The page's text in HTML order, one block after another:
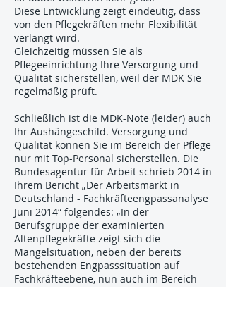
Diese Entwicklung zeigt eindeutig, dass
von den Pflegekräften mehr Flexibilität
verlangt wird.
Gleichzeitig müssen Sie als
Pflegeeinrichtung Ihre Versorgung und
Qualität sicherstellen, weil der MDK Sie
regelmäßig prüft.
Schließlich ist die MDK-Note (leider) auch
Ihr Aushängeschild. Versorgung und
Qualität können Sie im Bereich der Pflege
nur mit Top-Personal sicherstellen. Die
Bundesagentur für Arbeit schrieb 2014 in
Ihrem Bericht „Der Arbeitsmarkt in
Deutschland - Fachkräfteengpassanalyse
Juni 2014“ folgendes: „In der
Berufsgruppe der examinierten
Altenpflegekräfte zeigt sich die
Mangelsituation, neben der bereits
bestehenden Engpasssituation auf
Fachkräfteebene, nun auch im Bereich